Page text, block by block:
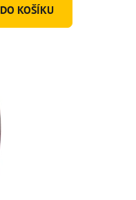
DO KOŠÍKU